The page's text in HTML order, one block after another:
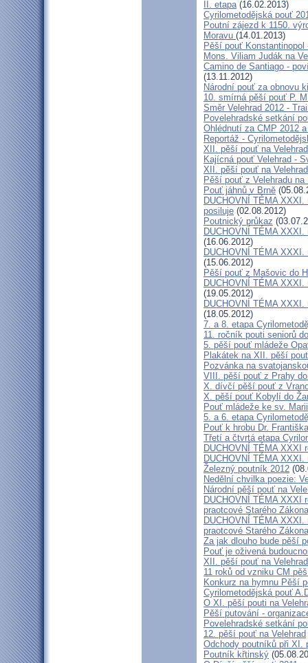
II. etapa(16.02.2013)
Cyrilometodějská pouť
Poutní zájezd k 1150.
Moravu (14.01.2013)
Pěší pouť Konstantinopol
Mons. Viliam Judák na
Camino de Santiago -
(13.11.2012)
Národní pouť za obnovu
10. smírná pěší pouť P.
Směr Velehrad 2012 -
Povelehradské setkání
Ohlédnutí za CMP 2012
Reportáž -
XII. pěší pouť na
Kajícná pouť Velehrad -
XII. pěší pouť na
Pěší pouť z Velehradu na
Pouť jáhnů v Brně
DUCHOVNÍ TÉMA
posiluje (02.08.2012)
Poutnický průkaz
DUCHOVNÍ TÉMA
(16.06.2012)
DUCHOVNÍ TÉMA
(15.06.2012)
Pěší pouť z Mašovic do
DUCHOVNÍ TÉMA
(19.05.2012)
DUCHOVNÍ TÉMA
(18.05.2012)
7. a 8. etapa
11. ročník pouti seniorů
5. pěší pouť mládeže
Plakátek na XII. pěší
Pozvánka na
VIII. pěší pouť z Prahy
X. dívčí pěší pouť z
X. pěší pouť Kobylí do
Pouť mládeže ke sv.
5. a 6. etapa
Pouť k hrobu Dr.
Třetí a čtvrtá etapa
DUCHOVNÍ TÉMA XXXI
DUCHOVNÍ TÉMA
Železný poutník 2012
Nedělní chvilka poezie:
Národní pěší pouť na
DUCHOVNÍ TÉMA XXXI
praotcové Starého Zákona
DUCHOVNÍ TÉMA
praotcové Starého Zákona
Za jak dlouho bude pěší
Pouť je oživená
XII. pěší pouť na
11 roků od vzniku CM
Konkurz na hymnu Pěší
Cyrilometodějská pouť
O XI. pěší pouti na
Pěší putování -
Povelehradské setkání
12. pěší pouť na Velehrad
Odchody poutníků při XI.
Poutník křtinský